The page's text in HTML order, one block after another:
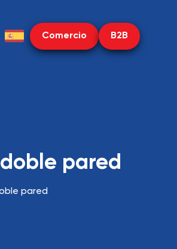
Comercio B2B
pared
pared